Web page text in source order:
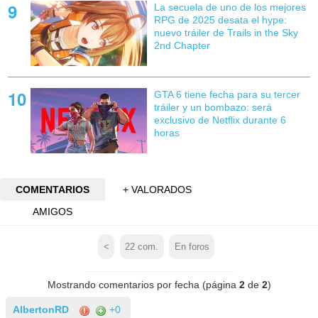
La secuela de uno de los mejores
RPG de 2025 desata el hype:
nuevo tráiler de Trails in the Sky
2nd Chapter
GTA 6 tiene fecha para su tercer
tráiler y un bombazo: será
exclusivo de Netflix durante 6
horas
COMENTARIOS
+ VALORADOS
AMIGOS
< 22 com. En foros
Mostrando comentarios por fecha (página 2de 2)
AlbertonRD +0